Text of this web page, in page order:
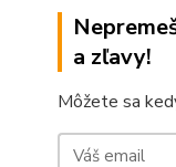
a zľavy!
Môžete sa